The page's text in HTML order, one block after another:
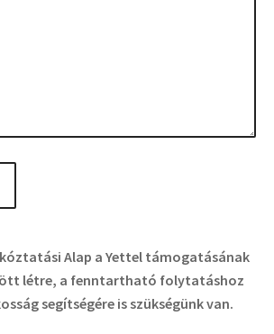
Alap a Yettel támogatásának
létre, a fenntartható folytatáshoz
segítségére is szükségünk van.